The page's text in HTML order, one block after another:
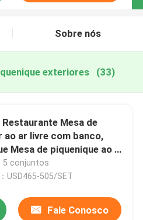
Sobre nós
exteriores (33)
Restaurante Mesa de
ao ar livre com banco,
Mesa de piquenique ao ar
madeira com bancos
5 conjuntos
USD465-505/SET
Fale Conosco